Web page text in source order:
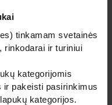
tinkamam svetainės
rinkodarai ir turiniui
kategorijomis
pakeisti pasirinkimus
kategorijos.
išskirtinis